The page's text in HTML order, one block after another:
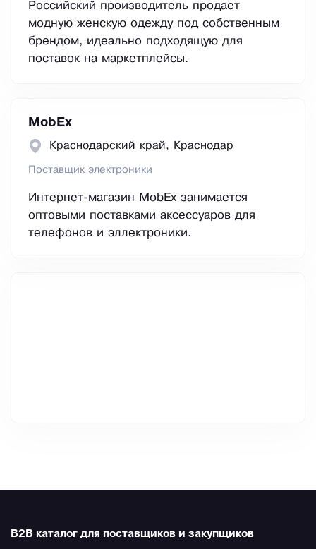
Российский производитель продает
модную женскую одежду под собственным
брендом, идеально подходящую для
поставок на маркетплейсы.
MobEx
Краснодарский край, Краснодар
Поставщик электроники
Интернет-магазин MobEx занимается
оптовыми поставками аксессуаров для
телефонов и эллектроники.
B2B каталог для поставщиков и закупщиков